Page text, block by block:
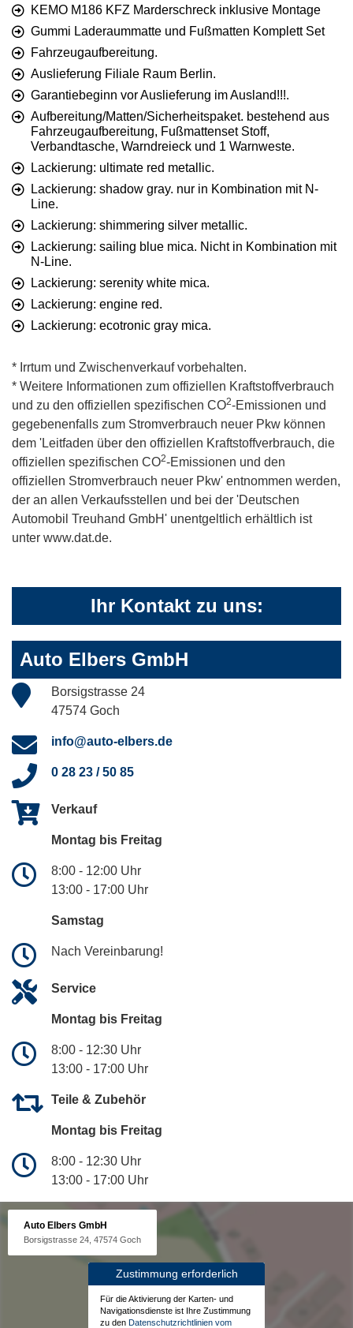
KEMO M186 KFZ Marderschreck inklusive Montage
Gummi Laderaummatte und Fußmatten Komplett Set
Fahrzeugaufbereitung.
Auslieferung Filiale Raum Berlin.
Garantiebeginn vor Auslieferung im Ausland!!!.
Aufbereitung/Matten/Sicherheitspaket. bestehend aus
Fahrzeugaufbereitung, Fußmattenset Stoff,
Verbandtasche, Warndreieck und 1 Warnweste.
Lackierung: ultimate red metallic.
Lackierung: shadow gray. nur in Kombination mit N-
Line.
Lackierung: shimmering silver metallic.
Lackierung: sailing blue mica. Nicht in Kombination mit
N-Line.
Lackierung: serenity white mica.
Lackierung: engine red.
Lackierung: ecotronic gray mica.
* Irrtum und Zwischenverkauf vorbehalten.
* Weitere Informationen zum offiziellen Kraftstoffverbrauch
und zu den offiziellen spezifischen CO2-Emissionen und
gegebenenfalls zum Stromverbrauch neuer Pkw können
dem 'Leitfaden über den offiziellen Kraftstoffverbrauch, die
offiziellen spezifischen CO2-Emissionen und den
offiziellen Stromverbrauch neuer Pkw' entnommen werden,
der an allen Verkaufsstellen und bei der 'Deutschen
Automobil Treuhand GmbH' unentgeltlich erhältlich ist
unter www.dat.de.
Ihr Kontakt zu uns:
Auto Elbers GmbH
Borsigstrasse 24
47574 Goch
info@auto-elbers.de
0 28 23 / 50 85
Verkauf
Montag bis Freitag
8:00 - 12:00 Uhr
13:00 - 17:00 Uhr
Samstag
Nach Vereinbarung!
Service
Montag bis Freitag
8:00 - 12:30 Uhr
13:00 - 17:00 Uhr
Teile & Zubehör
Montag bis Freitag
8:00 - 12:30 Uhr
13:00 - 17:00 Uhr
Auto Elbers GmbH
Borsigstrasse 24, 47574 Goch
Zustimmung erforderlich
Für die Aktivierung der Karten- und
Navigationsdienste ist Ihre Zustimmung
zu den Datenschutzrichtlinien vom